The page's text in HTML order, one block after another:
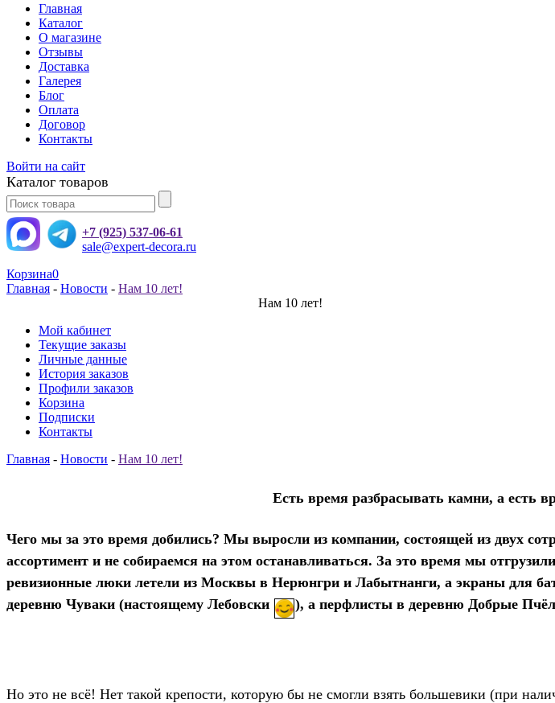
Главная
Каталог
О магазине
Отзывы
Доставка
Галерея
Блог
Оплата
Договор
Контакты
Войти на сайт
Каталог товаров
+7 (925) 537-06-61
sale@expert-decora.ru
Корзина0
Главная - Новости - Нам 10 лет!
Нам 10 лет!
Мой кабинет
Текущие заказы
Личные данные
История заказов
Профили заказов
Корзина
Подписки
Контакты
Главная - Новости - Нам 10 лет!
Есть время разбрасывать камни, а есть
Чего мы за это время добились? Мы выросли из компании, состоящей из двух
ассортимент и не собираемся на этом останавливаться. За это время мы
ревизионные люки летели из Москвы в Нерюнгри и Лабытнанги, а экраны для
деревню Чуваки (настоящему Лебовски
), а перфлисты в деревню Добрые
Но это не всё! Нет такой крепости, которую бы не смогли взять большевики (при